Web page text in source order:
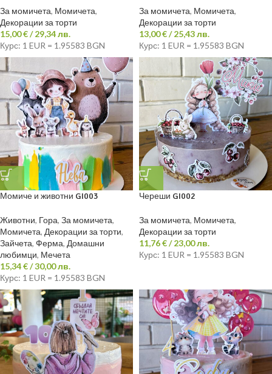
За момичета, Момичета,
Декорации за торти
15,00€/ 29,34 лв.
Курс: 1 EUR = 1.95583 BGN
За момичета, Момичета,
Декорации за торти
13,00€/ 25,43 лв.
Курс: 1 EUR = 1.95583 BGN
Момиче и животни GI003
Животни, Гора, За момичета,
Момичета, Декорации за торти,
Зайчета, Ферма, Домашни
любимци, Мечета
15,34€/ 30,00 лв.
Курс: 1 EUR = 1.95583 BGN
Череши GI002
За момичета, Момичета,
Декорации за торти
11,76€/ 23,00 лв.
Курс: 1 EUR = 1.95583 BGN